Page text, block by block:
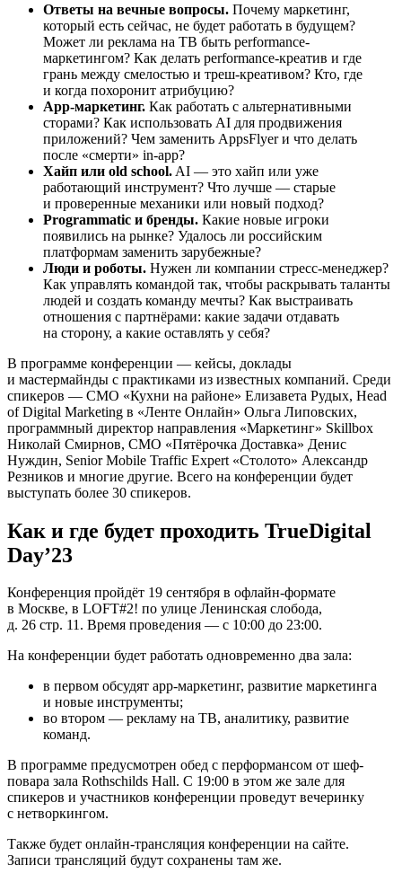
Ответы на вечные вопросы. Почему маркетинг,
который есть сейчас, не будет работать в будущем?
Может ли реклама на ТВ быть performance-
маркетингом? Как делать performance-креатив и где
грань между смелостью и треш-креативом? Кто, где
и когда похоронит атрибуцию?
App-маркетинг. Как работать с альтернативными
сторами? Как использовать AI для продвижения
приложений? Чем заменить AppsFlyer и что делать
после «смерти» in-app?
Хайп или old school. AI — это хайп или уже
работающий инструмент? Что лучше — старые
и проверенные механики или новый подход?
Programmatic и бренды. Какие новые игроки
появились на рынке? Удалось ли российским
платформам заменить зарубежные?
Люди и роботы. Нужен ли компании стресс-менеджер?
Как управлять командой так, чтобы раскрывать таланты
людей и создать команду мечты? Как выстраивать
отношения с партнёрами: какие задачи отдавать
на сторону, а какие оставлять у себя?
В программе конференции — кейсы, доклады
и мастермайнды с практиками из известных компаний. Среди
спикеров — СМО «Кухни на районе» Елизавета Рудых, Head
of Digital Marketing в «Ленте Онлайн» Ольга Липовских,
программный директор направления «Маркетинг» Skillbox
Николай Смирнов, СМО «Пятёрочка Доставка» Денис
Нуждин, Senior Mobile Traffic Expert «Столото» Александр
Резников и многие другие. Всего на конференции будет
выступать более 30 спикеров.
Как и где будет проходить TrueDigital
Day’23
Конференция пройдёт 19 сентября в офлайн-формате
в Москве, в LOFT#2! по улице Ленинская слобода,
д. 26 стр. 11. Время проведения — с 10:00 до 23:00.
На конференции будет работать одновременно два зала:
в первом обсудят app-маркетинг, развитие маркетинга
и новые инструменты;
во втором — рекламу на ТВ, аналитику, развитие
команд.
В программе предусмотрен обед с перформансом от шеф-
повара зала Rothschilds Hall. С 19:00 в этом же зале для
спикеров и участников конференции проведут вечеринку
с нетворкингом.
Также будет онлайн-трансляция конференции на сайте.
Записи трансляций будут сохранены там же.